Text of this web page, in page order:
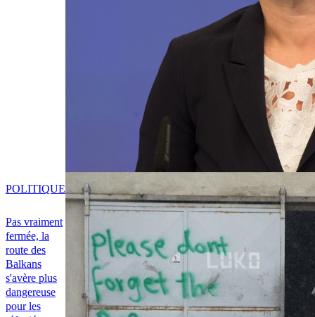
Pas vraiment
fermée, la
route des
Balkans
s'avère plus
dangereuse
pour les
POLITIQUE